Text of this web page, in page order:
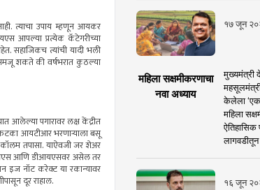
त्याचा उपाय म्हणून आयकर
आपल्या प्रत्येक कॅटेगरीच्या
सहाजिकच त्यांची यादी भली
शकते की वर्षभरात कुठल्या
आलेल्या पगारावर लक्ष केंद्रीत
फटका आयटीआर भरणाऱ्याला बसू
तपासा. याऐवजी जर शेअर
आणि डीआयएसवर असेल तर
इज नॉट करेक्ट या रकान्यावर
दूर राहाल.
१७ जून
महिला सक्षमीकरणाचा
नवा अध्याय
मुख्यमंत्री
केलेला ‘एक
महिला
ऐतिहासिक
लागवडीतून
१६ जून